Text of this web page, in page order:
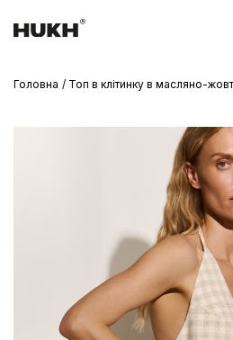
Головна Топ в клітинку в масляно-